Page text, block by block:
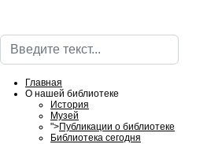
Поиск
Главная
О нашей библиотеке
История
Музей
">Публикации о библиотеке
Библиотека сегодня